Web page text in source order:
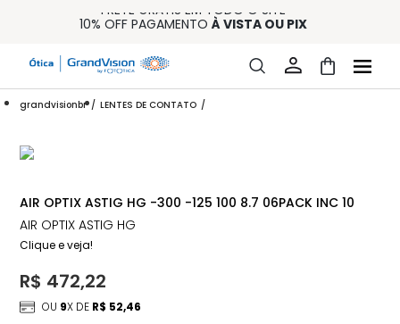
FRETE GRÁTIS EM TODO O SITE
10% OFF PAGAMENTO À VISTA OU PIX
15% OFF NA PRIMEIRA COMPRA (CONSULTE REGULAMENTO)
32% OFF NO COMBO - CONS. REG.
grandvisionbr LENTES DE CONTATO
AIR OPTIX ASTIG HG -300 -125 100 8.7 06PACK INC 10
AIR OPTIX ASTIG HG
Clique e veja!
R$ 472,22
OU 9X DE R$ 52,46